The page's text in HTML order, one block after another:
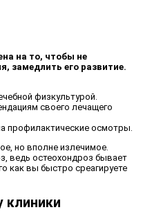
на то, чтобы не
замедлить его развитие.
физкультурой.
своего лечащего
профилактические осмотры.
но вполне излечимое.
ведь остеохондроз бывает
как вы быстро среагируете
клиники